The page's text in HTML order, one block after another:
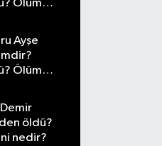
Ölüm
Ayşe
Ölüm
öldü?
nedir?